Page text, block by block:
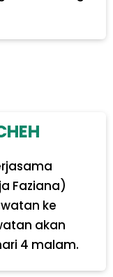
Faziana)
ke
akan
4 malam.